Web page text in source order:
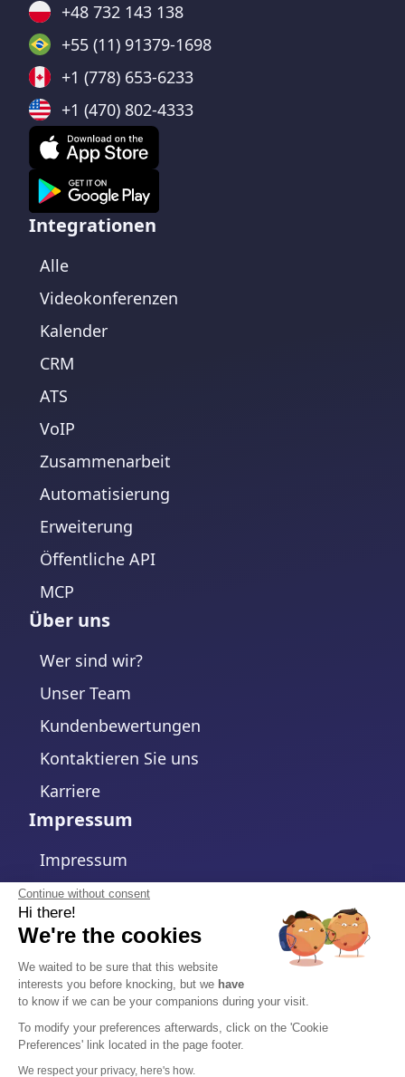
Continue without consent
Hi there!
We're the cookies
We waited to be sure that this website
interests you before knocking, but we have
to know if we can be your companions during your visit.
To modify your preferences afterwards, click on the 'Cookie
Preferences' link located in the page footer.
We respect your privacy, here's how.
+48 732 143 138
+55 (11) 91379-1698
+1 (778) 653-6233
+1 (470) 802-4333
Integrationen
Alle
Videokonferenzen
Kalender
CRM
ATS
VoIP
Zusammenarbeit
Automatisierung
Erweiterung
Öffentliche API
MCP
Über uns
Wer sind wir?
Unser Team
Kundenbewertungen
Kontaktieren Sie uns
Karriere
Impressum
Impressum
Datenschutzerklärung
Cookie-Richtlinie
Cookie-Einstellungen ändern
Allgemeine Geschäftsbedingungen
Auftragsverarbeitungsvertrag
Sicherheit